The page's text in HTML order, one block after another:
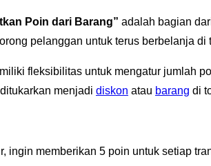
Poin dari Barang” adalah bagian
pelanggan untuk terus berbelanja
fleksibilitas untuk mengatur jumlah
menjadi diskon atau barang di
ingin memberikan 5 poin untuk setiap